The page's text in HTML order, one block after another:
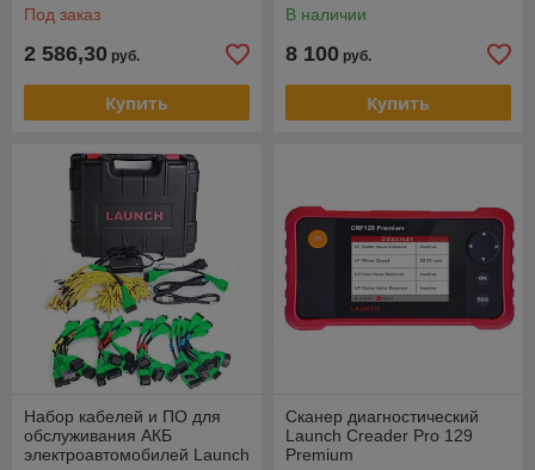
Под заказ
2 586,30 руб.
Купить
В наличии
8 100 руб.
Купить
Набор кабелей и ПО для
обслуживания АКБ
электроавтомобилей Launch
Сканер диагностический
Launch Creader Pro 129
Premium